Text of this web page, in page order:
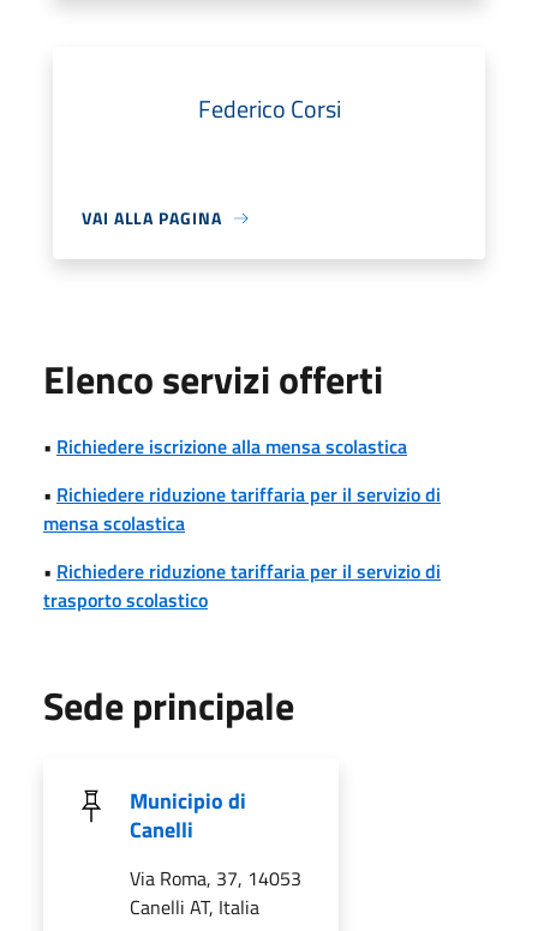
Federico Corsi
VAI ALLA PAGINA
Elenco servizi offerti
• Richiedere iscrizione alla mensa scolastica
• Richiedere riduzione tariffaria per il servizio di
mensa scolastica
• Richiedere riduzione tariffaria per il servizio di
trasporto scolastico
Sede principale
Municipio di
Canelli
Via Roma, 37, 14053
Canelli AT, Italia